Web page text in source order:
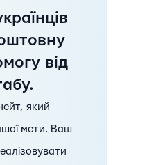
від
який
мети. Ваш